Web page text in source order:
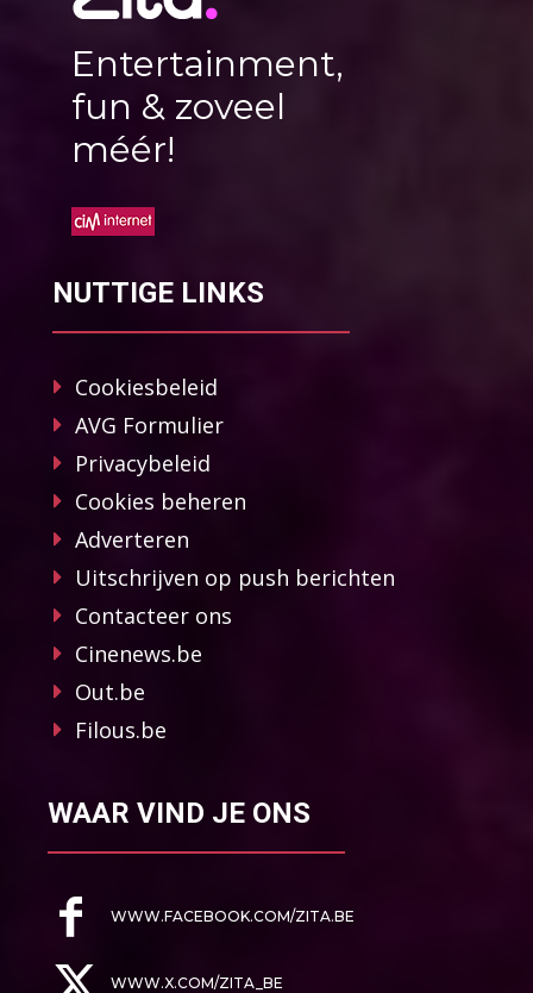
Entertainment,
fun & zoveel
méér!
NUTTIGE LINKS
Cookiesbeleid
AVG Formulier
Privacybeleid
Cookies beheren
Adverteren
Uitschrijven op push berichten
Contacteer ons
Cinenews.be
Out.be
Filous.be
WAAR VIND JE ONS
WWW.FACEBOOK.COM/ZITA.BE
WWW.X.COM/ZITA_BE